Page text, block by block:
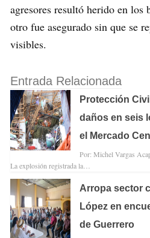
agresores resultó herido en los
otro fue asegurado sin que se
visibles.
Entrada Relacionada
Protección
daños en seis
el Mercado
Por: Michel Vargas
La explosión registrada la…
Arropa sector
López en
de Guerrero